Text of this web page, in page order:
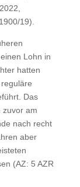
19).
Lohn in
hatten
Das
zuvor am
nach recht
aber
(AZ: 5 AZR